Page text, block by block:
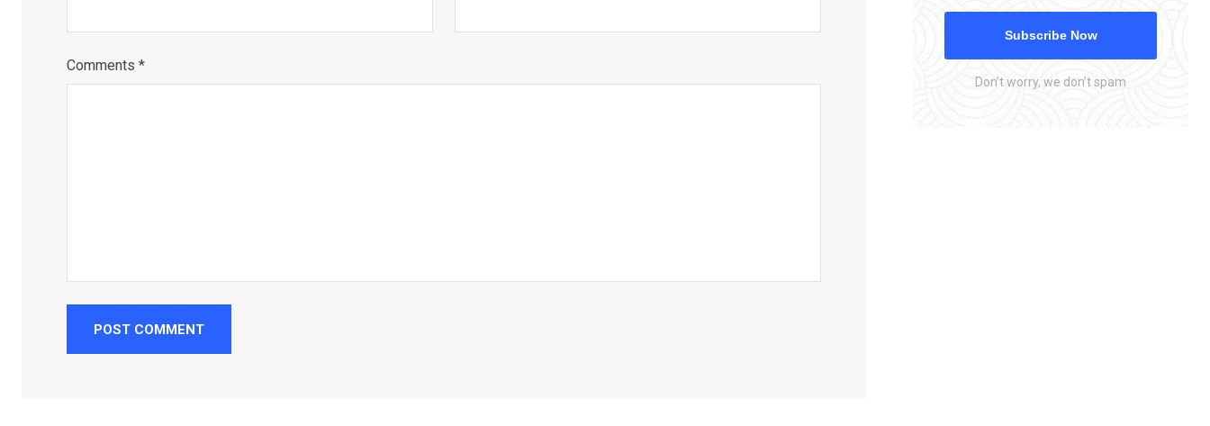
Comments *
POST COMMENT
Subscribe Now
Don’t worry, we don’t spam